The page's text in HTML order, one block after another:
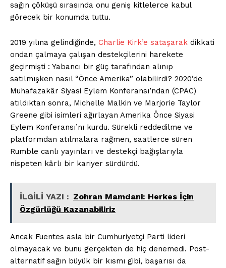
sağın çöküşü sırasında onu geniş kitlelerce kabul
görecek bir konumda tuttu.
2019 yılına gelindiğinde, Charlie Kirk’e sataşarak dikkati
ondan çalmaya çalışan destekçilerini harekete
geçirmişti : Yabancı bir güç tarafından alınıp
satılmışken nasıl “Önce Amerika” olabilirdi? 2020’de
Muhafazakâr Siyasi Eylem Konferansı’ndan (CPAC)
atıldıktan sonra, Michelle Malkin ve Marjorie Taylor
Greene gibi isimleri ağırlayan Amerika Önce Siyasi
Eylem Konferansı’nı kurdu. Sürekli reddedilme ve
platformdan atılmalara rağmen, saatlerce süren
Rumble canlı yayınları ve destekçi bağışlarıyla
nispeten kârlı bir kariyer sürdürdü.
İLGİLİ YAZI : Zohran Mamdani: Herkes İçin
Özgürlüğü Kazanabiliriz
Ancak Fuentes asla bir Cumhuriyetçi Parti lideri
olmayacak ve bunu gerçekten de hiç denemedi. Post-
alternatif sağın büyük bir kısmı gibi, başarısı da